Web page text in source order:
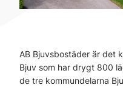
AB Bjuvsbostäder är det
Bjuv som har drygt 800
de tre kommundelarna